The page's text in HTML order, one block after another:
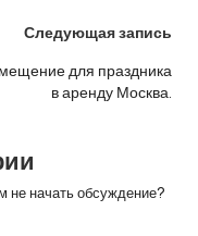
Следующая запись
для праздника
в аренду Москва.
не начать обсуждение?